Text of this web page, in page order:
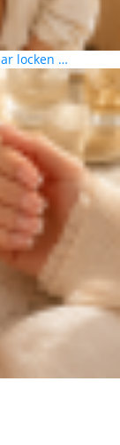
locken …